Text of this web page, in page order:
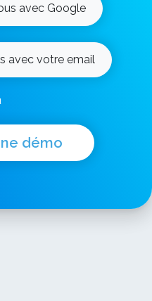
avec Google
avec votre email
démo